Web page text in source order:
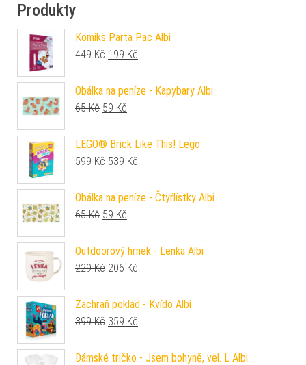
Produkty
Komiks Parta Pac Albi
449Kč Původní cena byla: 449 Kč.
199 Kč
Obálka na peníze - Kapybary Albi
65Kč Původní cena byla: 65 Kč.
59 Kč
LEGO® Brick Like This! Lego
599Kč Původní cena byla: 599 Kč.
539 Kč
Obálka na peníze - Čtyřlístky Albi
65Kč Původní cena byla: 65 Kč.
59 Kč
Outdoorový hrnek - Lenka Albi
229Kč Původní cena byla: 229 Kč.
206 Kč
Zachraň poklad - Kvído Albi
399Kč Původní cena byla: 399 Kč.
359 Kč
Dámské tričko - Jsem bohyně, vel. L Albi